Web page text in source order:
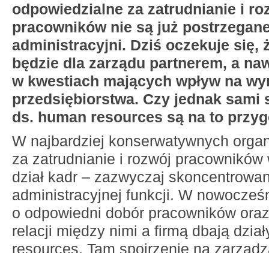
odpowiedzialne za zatrudnianie i
pracowników nie są już
administracyjni. Dziś oczekuje się,
będzie dla zarządu partnerem, a
w kwestiach mających wpływ na
przedsiębiorstwa. Czy jednak sami
ds. human resources są na to
W najbardziej konserwatywnych
za zatrudnianie i rozwój
dział kadr – zazwyczaj
administracyjnej funkcji. W
o odpowiedni dobór pracowników
relacji między nimi a firmą dbają
resources. Tam spojrzenie na